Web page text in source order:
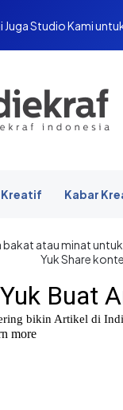
Studio Kami
Kreatif Kabar
bakat atau minat
Yuk Share